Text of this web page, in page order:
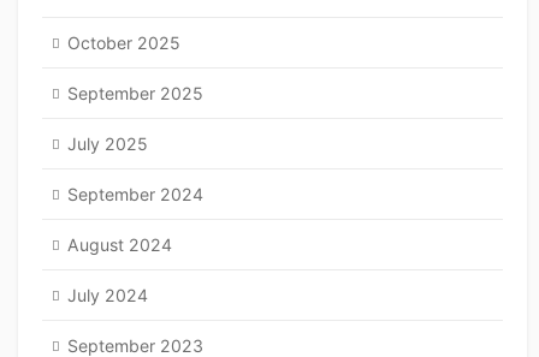
October 2025
September 2025
July 2025
September 2024
August 2024
July 2024
September 2023